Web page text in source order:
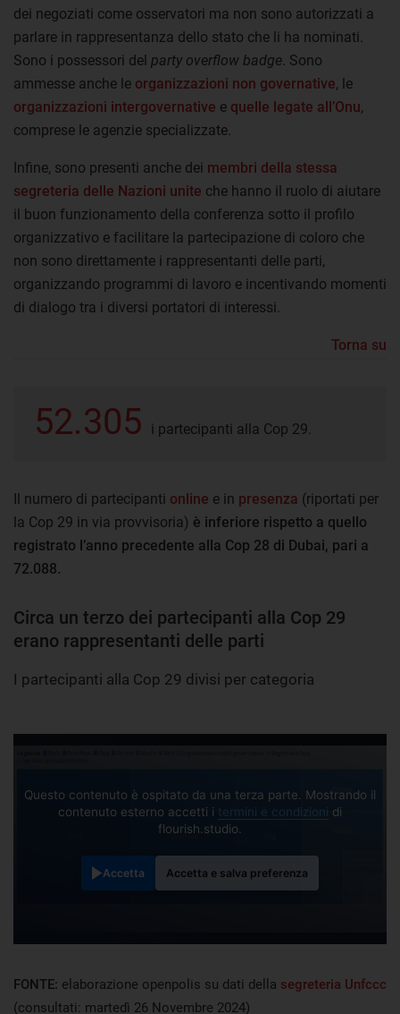
dei negoziati come osservatori ma non sono autorizzati a
parlare in rappresentanza dello stato che li ha nominati.
Sono i possessori del party overflow badge . Sono
ammesse anche le organizzazioni non governative, le
organizzazioni intergovernative e quelle legate all’Onu,
comprese le agenzie specializzate.
Infine, sono presenti anche dei membri della stessa
segreteria delle Nazioni unite che hanno il ruolo di aiutare
il buon funzionamento della conferenza sotto il profilo
organizzativo e facilitare la partecipazione di coloro che
non sono direttamente i rappresentanti delle parti,
organizzando programmi di lavoro e incentivando momenti
di dialogo tra i diversi portatori di interessi.
Torna su
52.305 i partecipanti alla Cop 29.
Il numero di partecipanti online e in presenza (riportati per
la Cop 29 in via provvisoria) è inferiore rispetto a quello
registrato l’anno precedente alla Cop 28 di Dubai, pari a
72.088.
Circa un terzo dei partecipanti alla Cop 29
erano rappresentanti delle parti
I partecipanti alla Cop 29 divisi per categoria
Questo contenuto è ospitato da una terza parte. Mostrando il
contenuto esterno accetti i termini e condizioni di
flourish.studio.
Accetta Accetta e salva preferenza
FONTE: elaborazione openpolis su dati della segreteria Unfccc
(consultati: martedì 26 Novembre 2024)